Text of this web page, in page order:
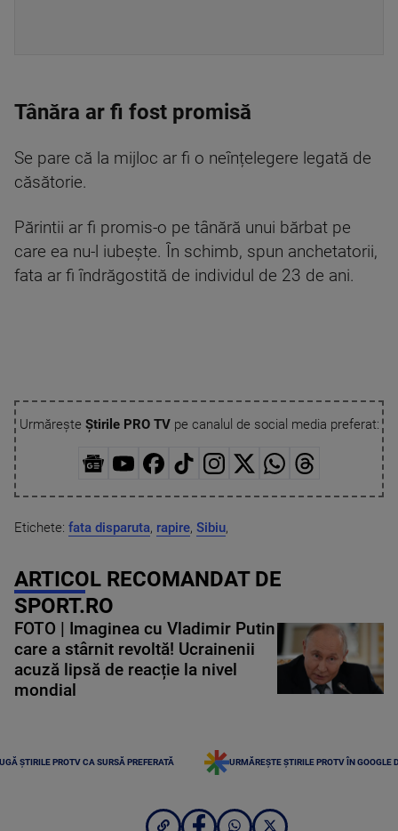
Tânăra ar fi fost promisă
Se pare că la mijloc ar fi o neînțelegere legată de
căsătorie.
Părintii ar fi promis-o pe tânără unui bărbat pe
care ea nu-l iubește. În schimb, spun anchetatorii,
fata ar fi îndrăgostită de individul de 23 de ani.
Urmărește Știrile PRO TVpe canalul de social media preferat:
Etichete: fata disparuta, rapire, Sibiu,
ARTICOL RECOMANDAT DE
SPORT.RO
FOTO | Imaginea cu Vladimir Putin
care a stârnit revoltă! Ucrainenii
acuză lipsă de reacție la nivel
mondial
ȘTIRILE PROTV CA SURSĂ PREFERATĂ URMĂREȘTE ȘTIRILE PROTV ÎN GOOGLE